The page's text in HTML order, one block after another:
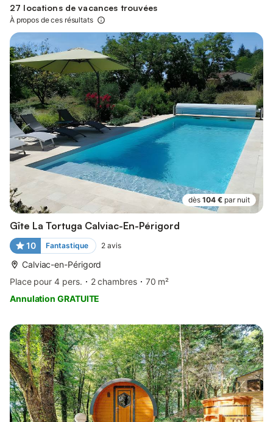
27 locations de vacances trouvées
À propos de ces résultats
dès 104 € par nuit
Gîte La Tortuga Calviac-En-Périgord
10 Fantastique 2 avis
Calviac-en-Périgord
Place pour 4 pers.
2 chambres
70 m²
Annulation GRATUITE